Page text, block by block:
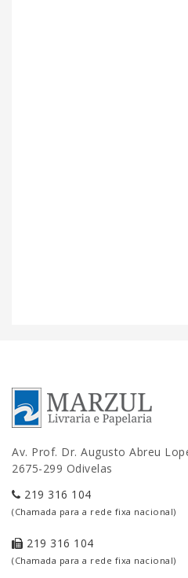
Av. Prof. Dr. Augusto Abreu
2675-299 Odivelas
219 316 104
(Chamada para a rede fixa nacional)
219 316 104
(Chamada para a rede fixa nacional)